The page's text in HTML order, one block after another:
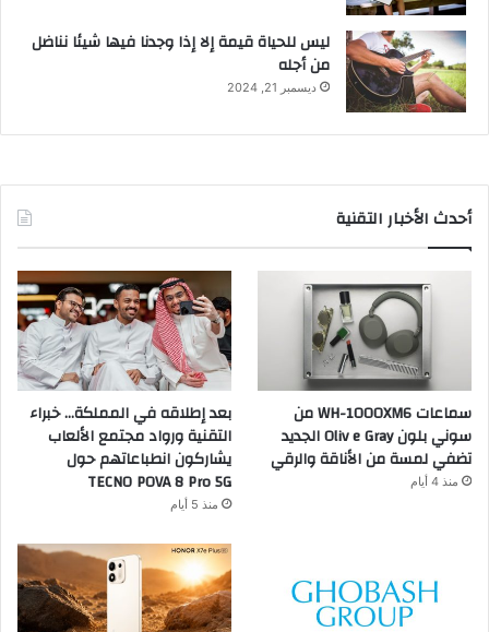
ليس للحياة قيمة إلا إذا وجدنا فيها شيئا نناضل
من أجله
ديسمبر 21, 2024
أحدث الأخبار التقنية
سماعات WH-1000XM6 من
سوني بلون Oliv e Gray الجديد
تضفي لمسة من الأناقة والرقي
منذ 4 أيام
بعد إطلاقه في المملكة… خبراء
التقنية ورواد مجتمع الألعاب
يشاركون انطباعاتهم حول
TECNO POVA 8 Pro 5G
منذ 5 أيام